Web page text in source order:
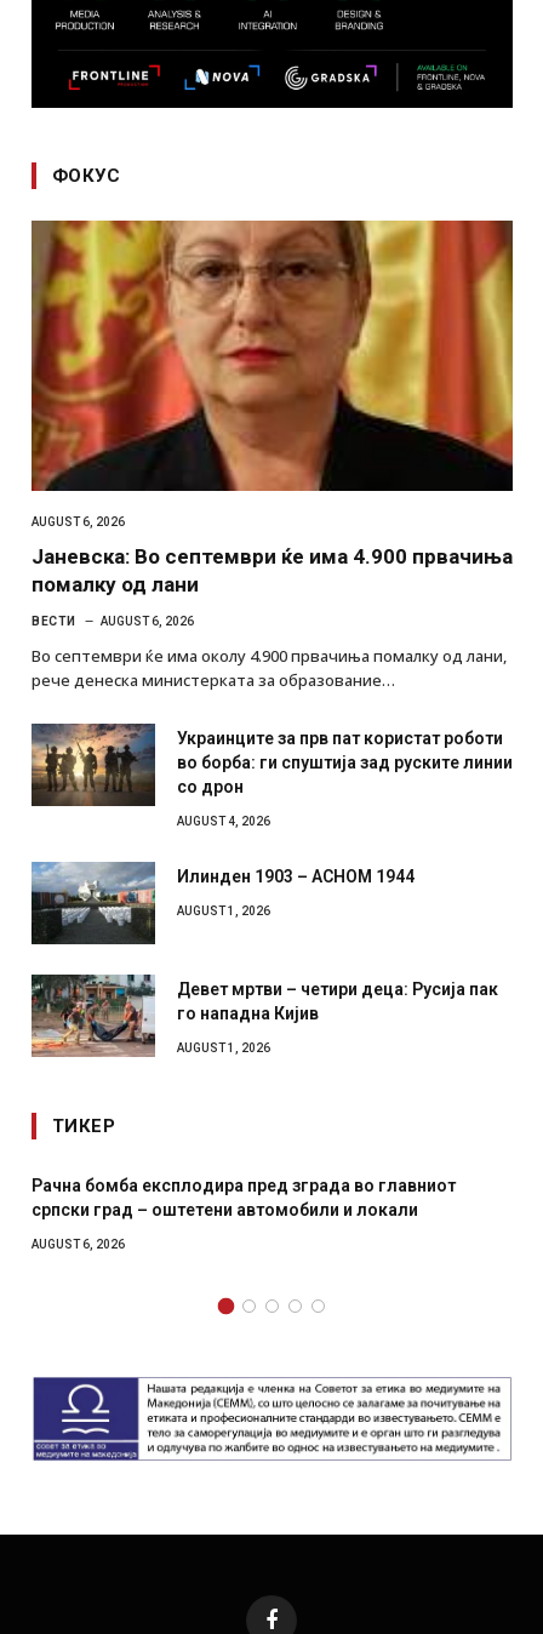
ФОКУС
AUGUST 6, 2026
Јаневска: Во септември ќе има 4.900 првачиња
помалку од лани
ВЕСТИ AUGUST 6, 2026
Во септември ќе има околу 4.900 првачиња помалку од лани,
рече денеска министерката за образование…
Украинците за прв пат користат роботи
во борба: ги спуштија зад руските линии
со дрон
AUGUST 4, 2026
Илинден 1903 – АСНОМ 1944
AUGUST 1, 2026
Девет мртви – четири деца: Русија пак
го нападна Кијив
AUGUST 1, 2026
ТИКЕР
И Данска се милитарилизира – воведува нова
месечна воена